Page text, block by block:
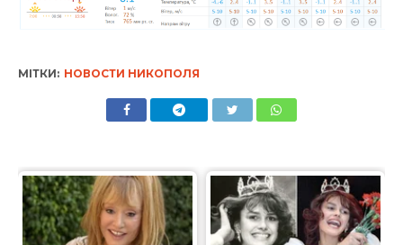
МІТКИ: НОВОСТИ НИКОПОЛЯ